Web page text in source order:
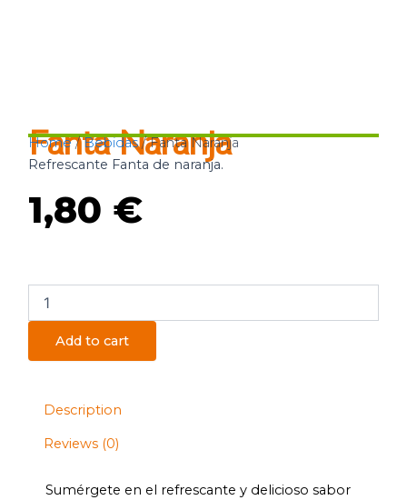
Fanta Naranja
Home/Bebidas/ Fanta Naranja
Refrescante Fanta de naranja.
1,80 €
Naranja
quantity
Add to cart
Description
Reviews (0)
Sumérgete en el refrescante y delicioso sabor